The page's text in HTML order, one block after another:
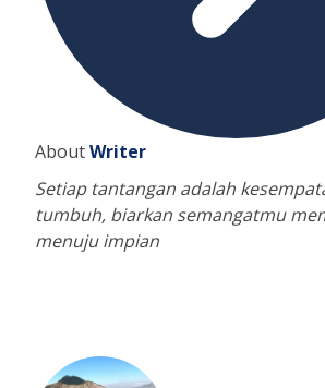
AboutWriter
Setiap tantangan adalah
tumbuh, biarkan semangatmu
menuju impian